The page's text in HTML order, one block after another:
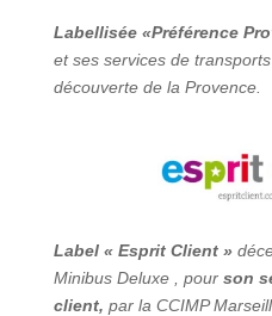
Labellisée «Préférence
et ses services de
découverte de la Provence.
Label « Esprit Client »
Minibus Deluxe , pour son
client, par la CCIMP